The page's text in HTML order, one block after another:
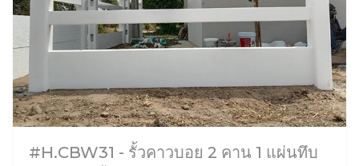
#H.CBW31 - รั้วคาวบอย 2 คาน 1 แผ่นทึบ